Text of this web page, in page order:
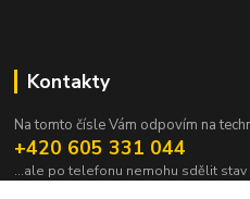
Kontakty
Na tomto čísle Vám odpovím na
+420 605 331 044
...ale po telefonu nemohu sdělit stav